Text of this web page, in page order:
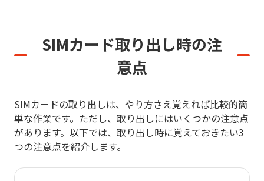
SIMカード取り出し時の注
意点
SIMカードの取り出しは、やり方さえ覚えれば比較的簡
単な作業です。ただし、取り出しにはいくつかの注意点
があります。以下では、取り出し時に覚えておきたい3
つの注意点を紹介します。